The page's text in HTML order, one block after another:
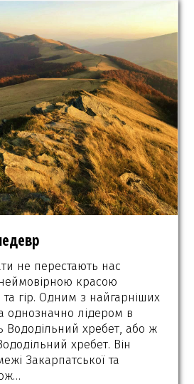
не перестають нас
красою
гір. Одним з найгарніших
однозначно лідером в
Вододільний хребет, або ж
хребет. Він
Закарпатської та